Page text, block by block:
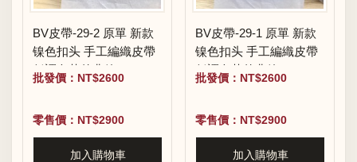
BV皮帶-29-2 原單 新款
镍色扣头 手工編織皮帶
低調奢華的典範
批發價：NT$2600
零售價：NT$2900
加入購物車
BV皮帶-29-1 原單 新款
镍色扣头 手工編織皮帶
低調奢華的典範
批發價：NT$2600
零售價：NT$2900
加入購物車